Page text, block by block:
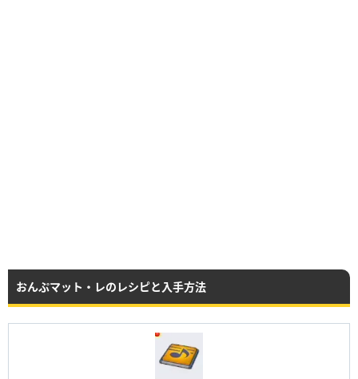
おんぷマット・レのレシピと入手方法